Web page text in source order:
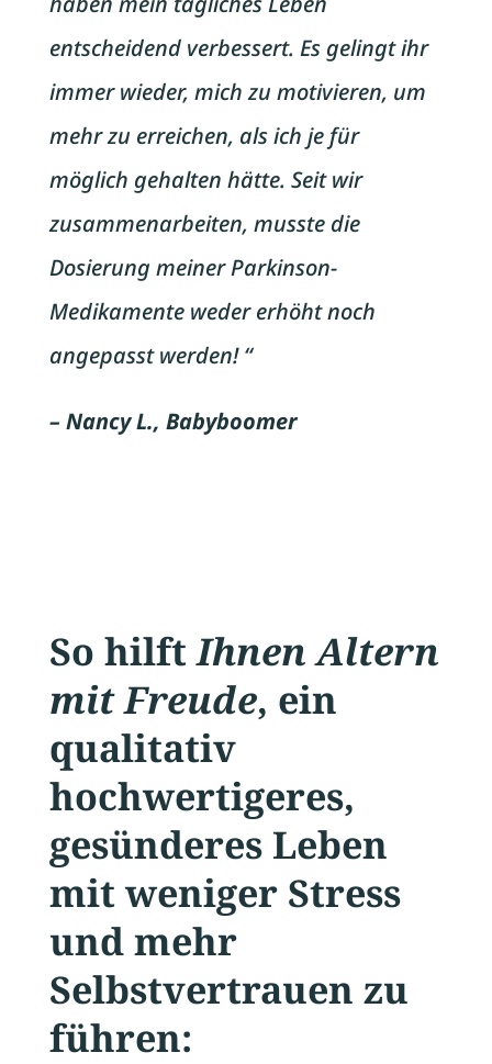
entscheidend verbessert. Es gelingt ihr
immer wieder, mich zu motivieren, um
mehr zu erreichen, als ich je für
möglich gehalten hätte. Seit wir
zusammenarbeiten, musste die
Dosierung meiner Parkinson-
Medikamente weder erhöht noch
angepasst werden! “
– Nancy L., Babyboomer
So hilftIhnen Altern
mit Freude, ein
qualitativ
hochwertigeres,
gesünderes Leben
mit weniger Stress
und mehr
Selbstvertrauen zu
führen: